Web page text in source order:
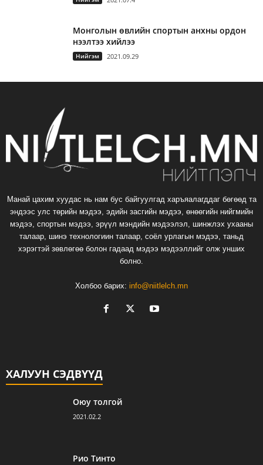
Монголын өвлийн спортын анхны ордон
нээлтээ хийлээ
Нийгэм 2021.09.29
Манай цахим хуудас нь нам бус байгуулгад харъяалагддаг бөгөөд та
эндээс улс төрийн мэдээ, эдийн засгийн мэдээ, өнөөгийн нийгмийн
мэдээ, спортын мэдээ, эрүүл мэндийн мэдээлэл, шинжлэх ухааны
талаар, шинэ технологиин талаар, соёл урлагын мэдээ, таньд
хэрэгтэй зөвлөгөө болон гадаад мэдээ мэдээллийг олж унших
болно.
Холбоо барих: info@niitlelch.mn
ХАЛУУН СЭДВҮҮД
Оюу толгой
2021.02.2
Рио Тинто